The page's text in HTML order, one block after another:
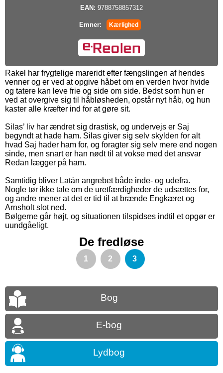
EAN: 9788758857312
Emner: Kærlighed
Rakel har frygtelige mareridt efter fængslingen af hendes
venner og er ved at opgive håbet om en verden hvor hvide
og tatere kan leve frie og side om side. Bedst som hun er
ved at overgive sig til håbløsheden, opstår nyt håb, og hun
kaster alle kræfter ind for at gøre sit.
Silas’ liv har ændret sig drastisk, og undervejs er Saj
begyndt at hade ham. Silas giver sig selv skylden for alt
hvad Saj hader ham for, og foragter sig selv mere end nogen
sinde, men snart er han nødt til at vokse med det ansvar
Redan lægger på ham.
Samtidig bliver Latán angrebet både inde- og udefra.
Nogle tør ikke tale om de uretfærdigheder de udsættes for,
og andre mener at det er tid til at brænde Engkæret og
Arnsholt slot ned.
Bølgerne går højt, og situationen tilspidses indtil et opgør er
uundgåeligt.
De fredløse
1 2 3
Bog
E-bog
Lydbog